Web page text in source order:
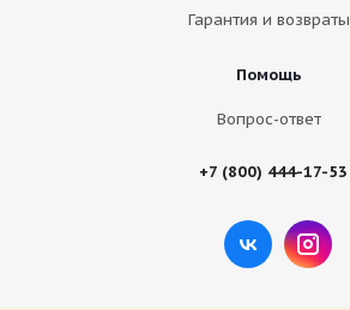
Гарантия и возвраты
Помощь
Вопрос-ответ
+7 (800) 444-17-53